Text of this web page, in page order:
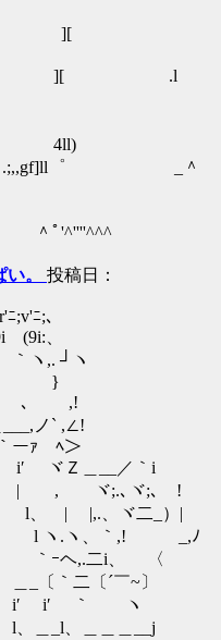
][
][ .l
4ll)
゜ _＾
'^''''^^^
い。 投稿日：
､
、
┘ヽ
}
,!
` ,∠!
＞
／｀i
ヾ;､ !
二_）|
｀,! _,ﾉ
i、 〈
´￣~〕
ヽ
＿＿__j